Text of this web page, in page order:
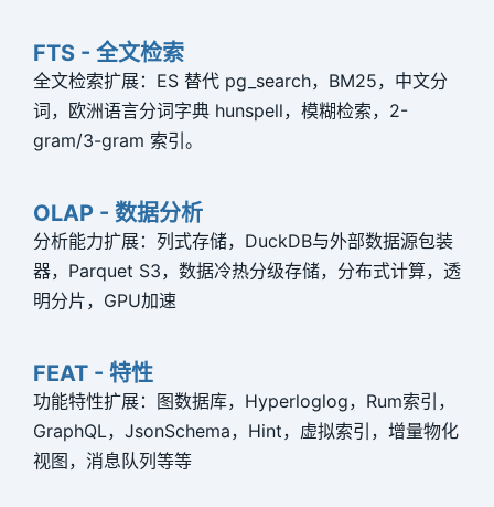
FTS - 全文检索
全文检索扩展：ES 替代 pg_search，BM25，中文分
词，欧洲语言分词字典 hunspell，模糊检索，2-
gram/3-gram 索引。
OLAP - 数据分析
分析能力扩展：列式存储，DuckDB与外部数据源包装
器，Parquet S3，数据冷热分级存储，分布式计算，透
明分片，GPU加速
FEAT - 特性
功能特性扩展：图数据库，Hyperloglog，Rum索引，
GraphQL，JsonSchema，Hint，虚拟索引，增量物化
视图，消息队列等等